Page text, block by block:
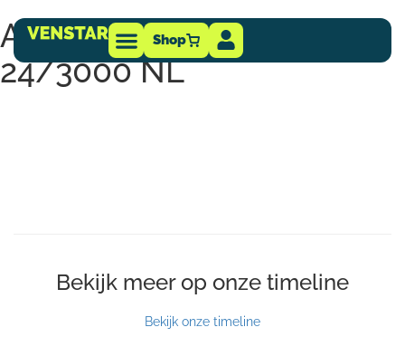
Shop
Afmetingen Multiplus-II
24/3000 NL
Bekijk meer op onze timeline
Bekijk onze timeline